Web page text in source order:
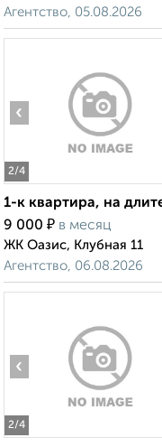
Агентство, 05.08.2026
2/4
‹
1-к квартира, на
9 000 ₽ в месяц
ЖК Оазис, Клубная 11
Агентство, 06.08.2026
2/4
‹